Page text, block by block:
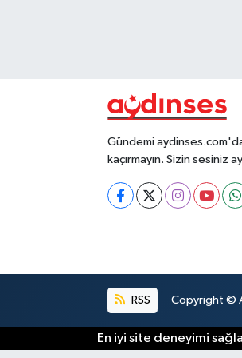
Gündemi
kaçırmayın. Sizin sesiniz
RSS Copyright ©
En iyi site deneyimi